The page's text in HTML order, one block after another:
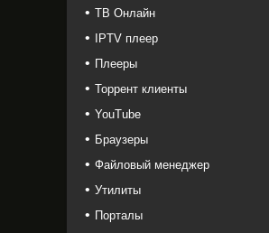
ТВ Онлайн
IPTV плеер
Плееры
Торрент клиенты
YouTube
Браузеры
Файловый менеджер
Утилиты
Порталы